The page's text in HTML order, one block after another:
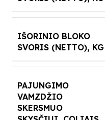
IŠORINIO BLOKO
SVORIS (NETTO), KG
PAJUNGIMO
VAMZDŽIO
SKERSMUO